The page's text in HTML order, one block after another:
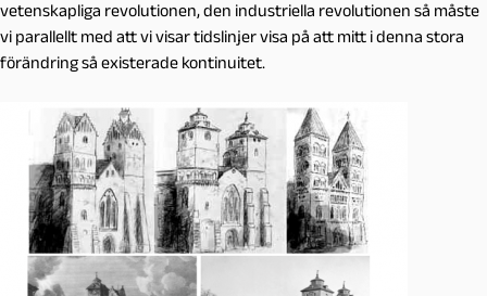
vetenskapliga revolutionen, den industriella revolutionen så måste
vi parallellt med att vi visar tidslinjer visa på att mitt i denna stora
förändring så existerade kontinuitet.